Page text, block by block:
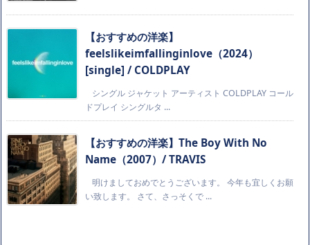
【おすすめの洋楽】
feelslikeimfallinginlove（2024）
[single] / COLDPLAY
シングル ジャケット アーティスト COLDPLAY コール
ドプレイ シングルタ ...
【おすすめの洋楽】The Boy With No
Name（2007）/ TRAVIS
明けましておめでとうございます。 今年も宜しくお願
い致します。 さて、さっそくで ...